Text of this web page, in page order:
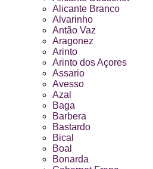
Alicante Branco
Alvarinho
Antão Vaz
Aragonez
Arinto
Arinto dos Açores
Assario
Avesso
Azal
Baga
Barbera
Bastardo
Bical
Boal
Bonarda